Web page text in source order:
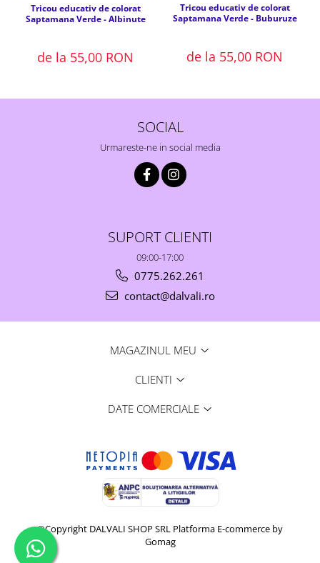
Tricou educativ de colorat
Saptamana Verde - Albinute
de la 55,00 RON
Tricou educativ de colorat
Saptamana Verde - Buburuze
de la 55,00 RON
SOCIAL
Urmareste-ne in social media
SUPORT CLIENTI
09:00-17:00
0775.262.261
contact@dalvali.ro
MAGAZINUL MEU
CLIENTI
DATE COMERCIALE
©Copyright DALVALI SHOP SRL Platforma E-commerce by
Gomag